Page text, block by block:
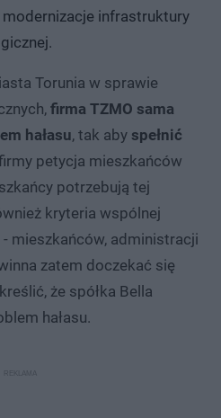
infrastruktury
Torunia w sprawie
firma TZMO sama
hałasu, tak aby spełnić
petycja mieszkańców
potrzebują tej
kryteria wspólnej
mieszkańców, administracji
zatem doczekać się
że spółka Bella
hałasu.